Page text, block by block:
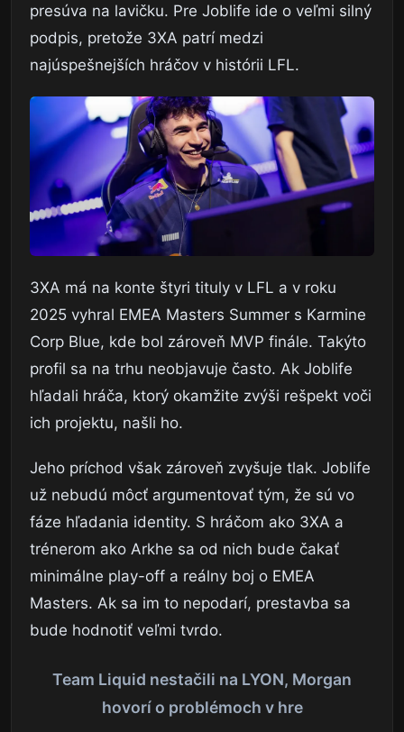
presúva na lavičku. Pre Joblife ide o veľmi silný
podpis, pretože 3XA patrí medzi
najúspešnejších hráčov v histórii LFL.
3XA má na konte štyri tituly v LFL a v roku
2025 vyhral EMEA Masters Summer s Karmine
Corp Blue, kde bol zároveň MVP finále. Takýto
profil sa na trhu neobjavuje často. Ak Joblife
hľadali hráča, ktorý okamžite zvýši rešpekt voči
ich projektu, našli ho.
Jeho príchod však zároveň zvyšuje tlak. Joblife
už nebudú môcť argumentovať tým, že sú vo
fáze hľadania identity. S hráčom ako 3XA a
trénerom ako Arkhe sa od nich bude čakať
minimálne play-off a reálny boj o EMEA
Masters. Ak sa im to nepodarí, prestavba sa
bude hodnotiť veľmi tvrdo.
Team Liquid nestačili na LYON, Morgan
hovorí o problémoch v hre